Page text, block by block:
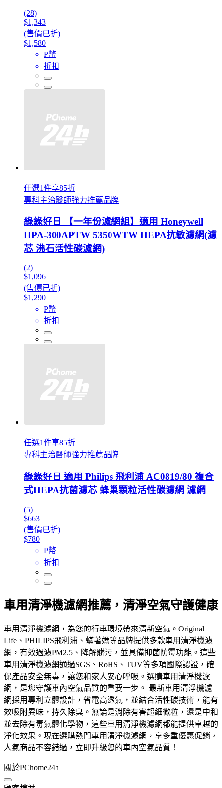
(28)
$1,343
(售價已折)
$1,580
P幣
折扣
任選1件享85折
專科主治醫師強力推薦品牌
綠綠好日 【一年份濾網組】適用 Honeywell
HPA-300APTW 5350WTW HEPA抗敏濾網(濾
芯 沸石活性碳濾網)
(2)
$1,096
(售價已折)
$1,290
P幣
折扣
任選1件享85折
專科主治醫師強力推薦品牌
綠綠好日 適用 Philips 飛利浦 AC0819/80 複合
式HEPA抗菌濾芯 蜂巢顆粒活性碳濾網 濾網
(5)
$663
(售價已折)
$780
P幣
折扣
車用清淨機濾網推薦，清淨空氣守護健康
車用清淨機濾網，為您的行車環境帶來清新空氣。Original
Life、PHILIPS飛利浦、蟎著媽等品牌提供多款車用清淨機濾
網，有效過濾PM2.5、降解髒污，並具備抑菌防霉功能。這些
車用清淨機濾網通過SGS、RoHS、TUV等多項國際認證，確
保產品安全無毒，讓您和家人安心呼吸。選購車用清淨機濾
網，是您守護車內空氣品質的重要一步。 最新車用清淨機濾
網採用專利立體設計，省電高透氣，並結合活性碳技術，能有
效吸附異味，持久除臭。無論是消除有害超細微粒，還是中和
並去除有毒氣體化學物，這些車用清淨機濾網都能提供卓越的
淨化效果。現在選購熱門車用清淨機濾網，享多重優惠促銷，
人氣商品不容錯過，立即升級您的車內空氣品質！
關於PChome24h